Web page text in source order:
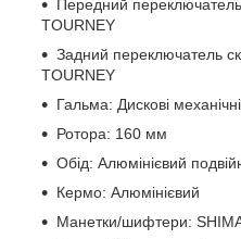
Передний
TOURNEY
Задний переключатель
TOURNEY
Гальма: Дискові механічні
Ротора: 160 мм
Обід: Алюмінієвий
Кермо: Алюмінієвий
Манетки/шифтери: